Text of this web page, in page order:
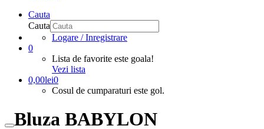
Cauta
Cauta
Logare / Inregistrare
0
Lista de favorite este goala!
Vezi lista
0,00lei0
Cosul de cumparaturi este gol.
Bluza BABYLON